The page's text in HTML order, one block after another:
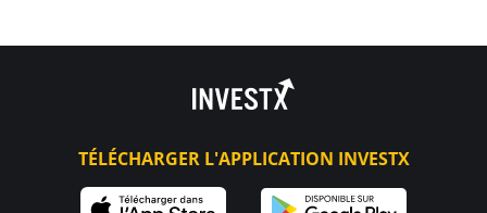
TÉLÉCHARGER L'APPLICATION INVESTX